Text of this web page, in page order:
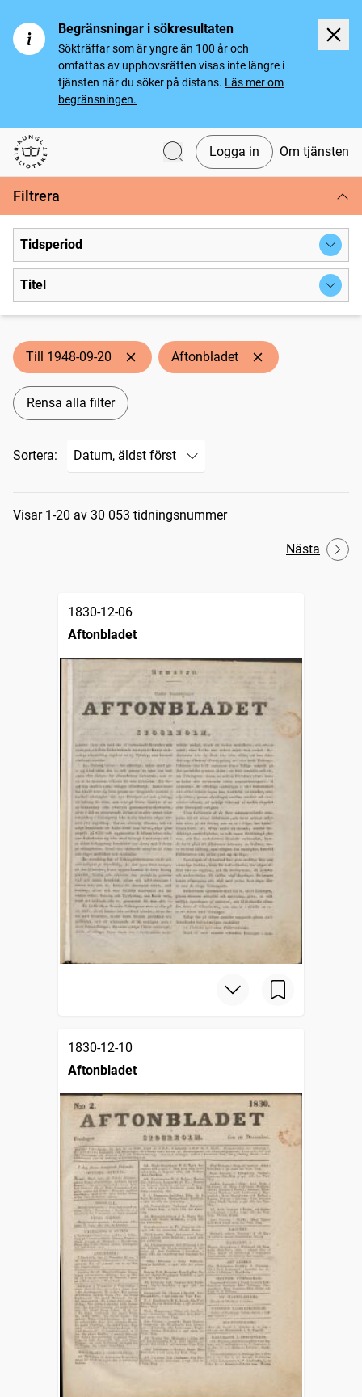
Begränsningar i sökresultaten
Sökträffar som är yngre än 100 år och
omfattas av upphovsrätten visas inte längre i
tjänsten när du söker på distans. Läs mer om
begränsningen.
Svenska tidningar
Logga in Om tjänsten
Filtrera
Tidsperiod
Titel
Till 1948-09-20 Aftonbladet
Rensa alla filter
Sortera:
Sökresultat
Visar 1-20 av 30 053 tidningsnummer
Nästa
1830-12-06
Aftonbladet
1830-12-10
Aftonbladet